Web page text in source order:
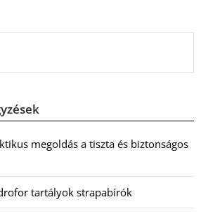
megoldás a tiszta és biztonságos
tartályok strapabírók